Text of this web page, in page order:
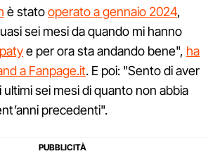
è statooperato a gennaio 2024,
sei mesi da quando mi hanno
e per ora sta andando bene", ha
a Fanpage.it. E poi: "Sento di aver
sei mesi di quanto non abbia
precedenti".